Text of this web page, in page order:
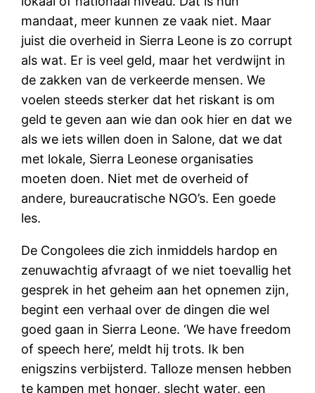
mandaat, meer kunnen ze vaak niet. Maar
juist die overheid in Sierra Leone is zo corrupt
als wat. Er is veel geld, maar het verdwijnt in
de zakken van de verkeerde mensen. We
voelen steeds sterker dat het riskant is om
geld te geven aan wie dan ook hier en dat we
als we iets willen doen in Salone, dat we dat
met lokale, Sierra Leonese organisaties
moeten doen. Niet met de overheid of
andere, bureaucratische NGO’s. Een goede
les.
De Congolees die zich inmiddels hardop en
zenuwachtig afvraagt of we niet toevallig het
gesprek in het geheim aan het opnemen zijn,
begint een verhaal over de dingen die wel
goed gaan in Sierra Leone. ‘We have freedom
of speech here’, meldt hij trots. Ik ben
enigszins verbijsterd. Talloze mensen hebben
te kampen met honger, slecht water, een